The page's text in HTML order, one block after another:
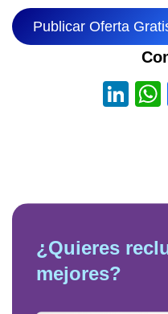
Publicar Oferta
¿Quieres
mejores?